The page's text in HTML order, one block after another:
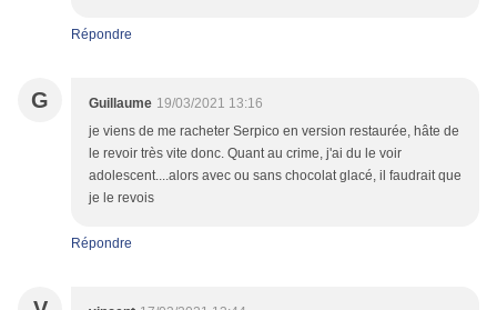
Répondre
G Guillaume 19/03/2021 13:16
je viens de me racheter Serpico en version restaurée, hâte de
le revoir très vite donc. Quant au crime, j'ai du le voir
adolescent....alors avec ou sans chocolat glacé, il faudrait que
je le revois
Répondre